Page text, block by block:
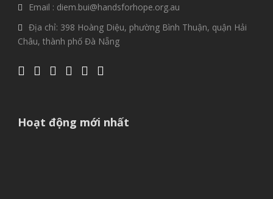
Email : diem.bui@handsforhope.org.au
Địa chỉ: 398 Hoàng Diệu, phường Bình Thuận, quận Hải
Châu, thành phố Đà Nẵng
Hoạt động mới nhất